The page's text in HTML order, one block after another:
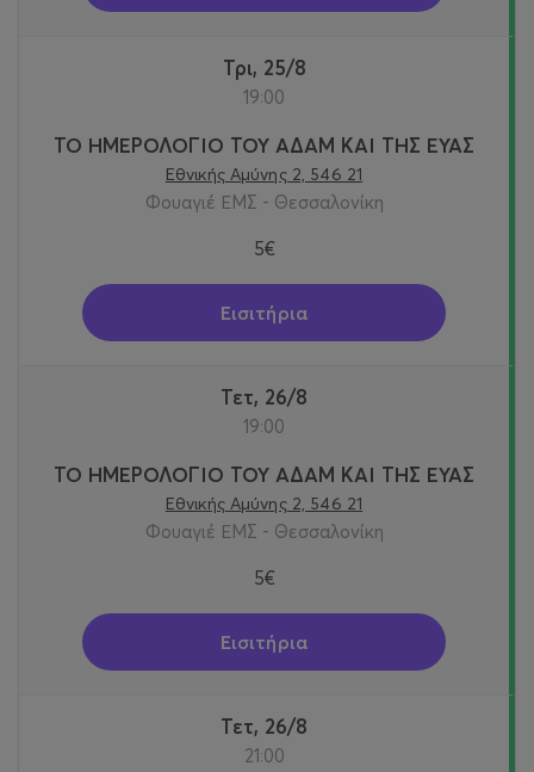
Τρι, 25/8
19:00
ΤΟ ΗΜΕΡΟΛΟΓΙΟ ΤΟΥ ΑΔΑΜ ΚΑΙ ΤΗΣ ΕΥΑΣ
Εθνικής Αμύνης 2, 546 21
Φουαγιέ ΕΜΣ - Θεσσαλονίκη
5€
Εισιτήρια
Τετ, 26/8
19:00
ΤΟ ΗΜΕΡΟΛΟΓΙΟ ΤΟΥ ΑΔΑΜ ΚΑΙ ΤΗΣ ΕΥΑΣ
Εθνικής Αμύνης 2, 546 21
Φουαγιέ ΕΜΣ - Θεσσαλονίκη
5€
Εισιτήρια
Τετ, 26/8
21:00